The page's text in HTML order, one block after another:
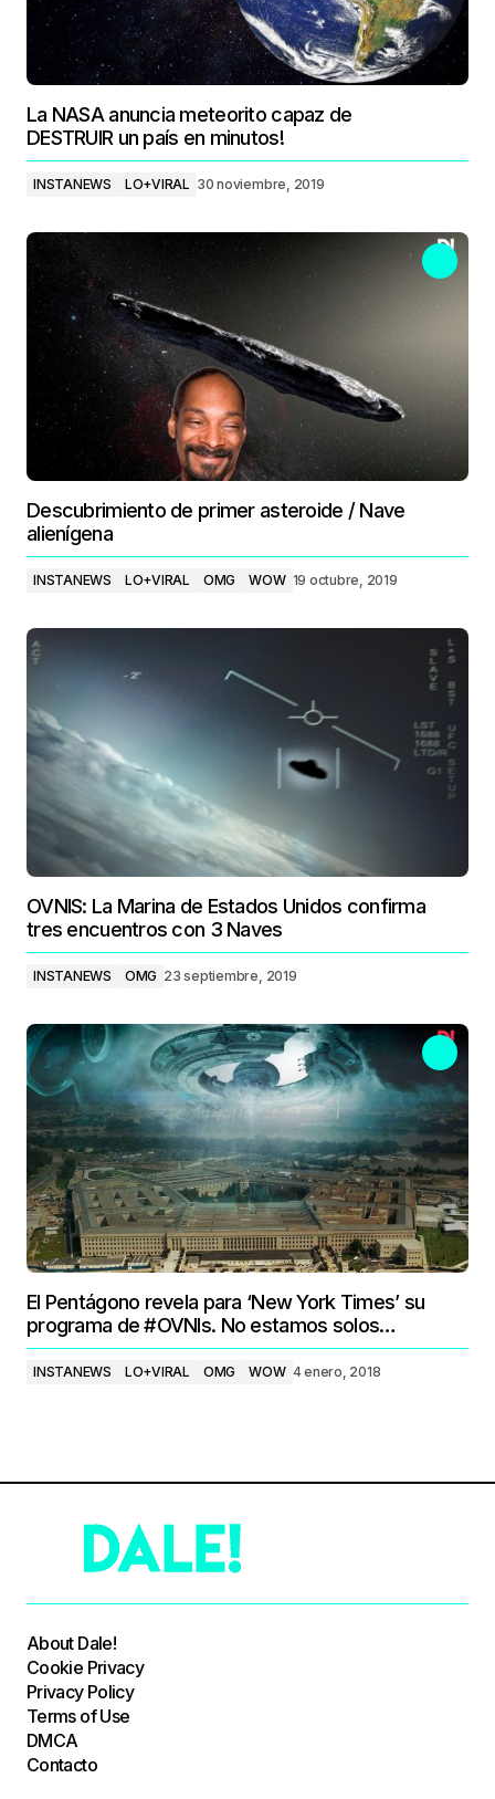
La NASA anuncia meteorito capaz de
DESTRUIR un país en minutos!
INSTANEWS LO+VIRAL 30 noviembre, 2019
Descubrimiento de primer asteroide / Nave
alienígena
INSTANEWS LO+VIRAL OMG WOW 19 octubre, 2019
OVNIS: La Marina de Estados Unidos confirma
tres encuentros con 3 Naves
INSTANEWS OMG 23 septiembre, 2019
El Pentágono revela para ‘New York Times’ su
programa de #OVNIs. No estamos solos…
INSTANEWS LO+VIRAL OMG WOW 4 enero, 2018
About Dale!
Cookie Privacy
Privacy Policy
Terms of Use
DMCA
Contacto